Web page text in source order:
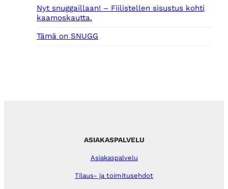
Nyt snuggaillaan! – Fiilistellen sisustus kohti
kaamoskautta.
Tämä on SNUGG
ASIAKASPALVELU
Asiakaspalvelu
Tilaus- ja toimitusehdot